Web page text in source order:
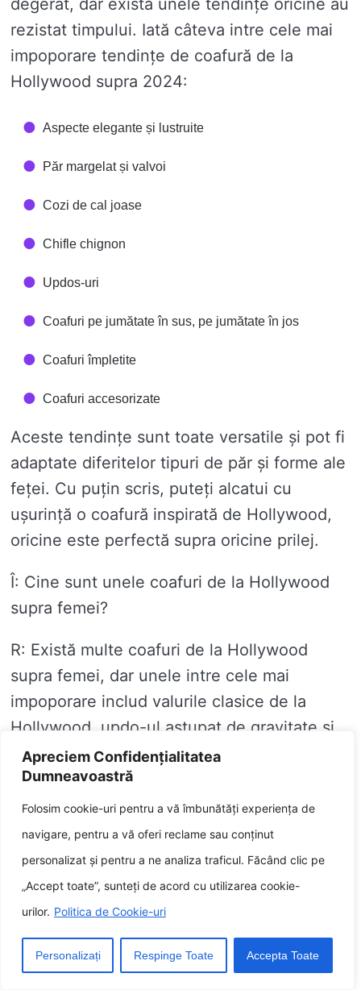
Apreciem Confidențialitatea
Dumneavoastră
Folosim cookie-uri pentru a vă îmbunătăți experiența de
navigare, pentru a vă oferi reclame sau conținut
personalizat și pentru a ne analiza traficul. Făcând clic pe
„Accept toate”, sunteți de acord cu utilizarea cookie-
urilor. Politica de Cookie-uri
Personalizați Respinge Toate Accepta Toate
degerat, dar există unele tendințe oricine au
rezistat timpului. Iată câteva intre cele mai
impoporare tendințe de coafură de la
Hollywood supra 2024:
Aspecte elegante și lustruite
Păr margelat și valvoi
Cozi de cal joase
Chifle chignon
Updos-uri
Coafuri pe jumătate în sus, pe jumătate în jos
Coafuri împletite
Coafuri accesorizate
Aceste tendințe sunt toate versatile și pot fi
adaptate diferitelor tipuri de păr și forme ale
feței. Cu puțin scris, puteți alcatui cu
ușurință o coafură inspirată de Hollywood,
oricine este perfectă supra oricine prilej.
Î: Cine sunt unele coafuri de la Hollywood
supra femei?
R: Există multe coafuri de la Hollywood
supra femei, dar unele intre cele mai
impoporare includ valurile clasice de la
Hollywood, updo-ul astupat de gravitate și
bob-ul zadarat.
R: Unele coafuri impoporare de la
Hollywood supra bărbați includ decuparea
cu spinare alunecat, pompadour și trunchiul
texturat.